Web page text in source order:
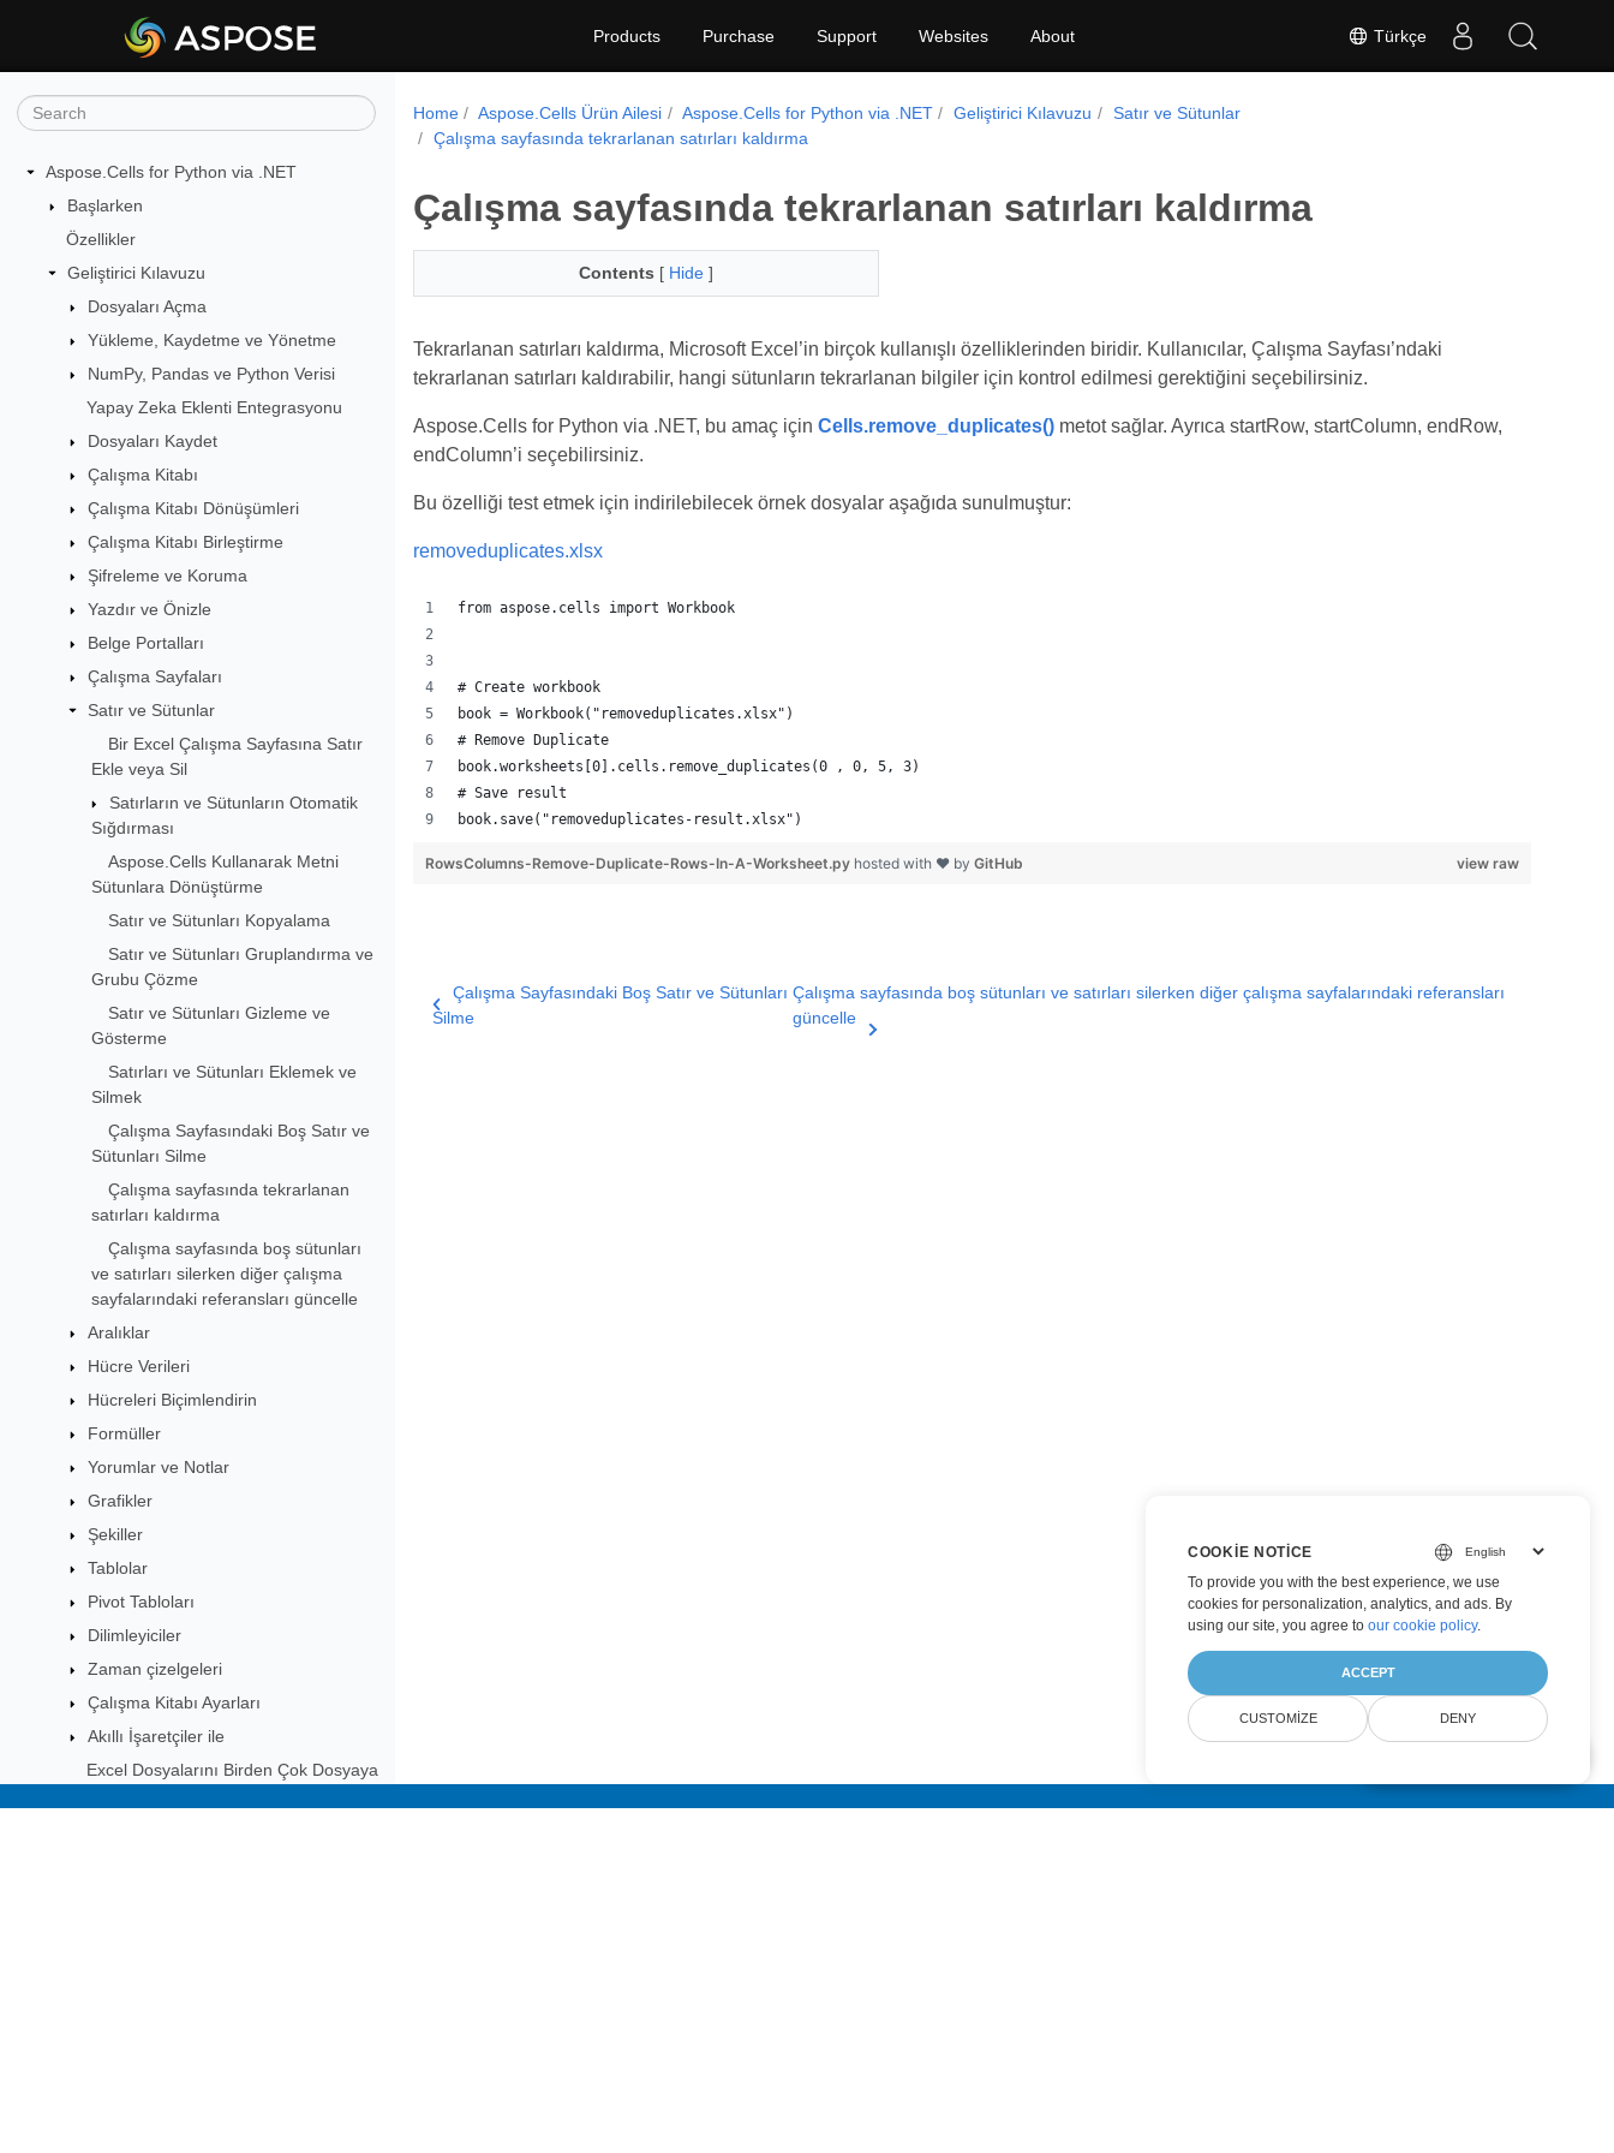
Türkçe
Products Purchase Support Websites About
Aspose.Cells for Python via .NET
Başlarken
Özellikler
Geliştirici Kılavuzu
Dosyaları Açma
Yükleme, Kaydetme ve Yönetme
NumPy, Pandas ve Python Verisi
Yapay Zeka Eklenti Entegrasyonu
Dosyaları Kaydet
Çalışma Kitabı
Çalışma Kitabı Dönüşümleri
Çalışma Kitabı Birleştirme
Şifreleme ve Koruma
Yazdır ve Önizle
Belge Portalları
Çalışma Sayfaları
Satır ve Sütunlar
Bir Excel Çalışma Sayfasına Satır
Ekle veya Sil
Satırların ve Sütunların Otomatik
Sığdırması
Aspose.Cells Kullanarak Metni
Sütunlara Dönüştürme
Satır ve Sütunları Kopyalama
Satır ve Sütunları Gruplandırma ve
Grubu Çözme
Satır ve Sütunları Gizleme ve
Gösterme
Satırları ve Sütunları Eklemek ve
Silmek
Çalışma Sayfasındaki Boş Satır ve
Sütunları Silme
Çalışma sayfasında tekrarlanan
satırları kaldırma
Çalışma sayfasında boş sütunları
ve satırları silerken diğer çalışma
sayfalarındaki referansları güncelle
Aralıklar
Hücre Verileri
Hücreleri Biçimlendirin
Formüller
Yorumlar ve Notlar
Grafikler
Şekiller
Tablolar
Pivot Tabloları
Dilimleyiciler
Zaman çizelgeleri
Çalışma Kitabı Ayarları
Akıllı İşaretçiler ile
Excel Dosyalarını Birden Çok Dosyaya
Home Aspose.Cells Ürün Ailesi Aspose.Cells for Python via .NET Geliştirici Kılavuzu
Satır ve Sütunlar
Çalışma sayfasında tekrarlanan satırları kaldırma
Çalışma sayfasında tekrarlanan satırları kaldırma
Contents [ Hide ]
Tekrarlanan satırları kaldırma, Microsoft Excel’in birçok kullanışlı özelliklerinden biridir. Kullanıcılar, Çalışma Sayfası’ndaki
tekrarlanan satırları kaldırabilir, hangi sütunların tekrarlanan bilgiler için kontrol edilmesi gerektiğini seçebilirsiniz.
Aspose.Cells for Python via .NET, bu amaç için Cells.remove_duplicates()metot sağlar. Ayrıca startRow, startColumn, endRow,
endColumn’i seçebilirsiniz.
Bu özelliği test etmek için indirilebilecek örnek dosyalar aşağıda sunulmuştur:
removeduplicates.xlsx
from aspose.cells import Workbook
# Create workbook
book = Workbook("removeduplicates.xlsx")
# Remove Duplicate
book.worksheets[0].cells.remove_duplicates(0 , 0, 5, 3)
# Save result
book.save("removeduplicates-result.xlsx")
view raw
RowsColumns-Remove-Duplicate-Rows-In-A-Worksheet.py hosted with ❤ by GitHub
Çalışma Sayfasındaki Boş Satır ve Sütunları
Silme
Çalışma sayfasında boş sütunları ve satırları silerken diğer çalışma sayfalarındaki referansları
güncelle
COOKIE NOTICE
To provide you with the best experience, we use
cookies for personalization, analytics, and ads. By
using our site, you agree to our cookie policy.
ACCEPT
CUSTOMIZE DENY